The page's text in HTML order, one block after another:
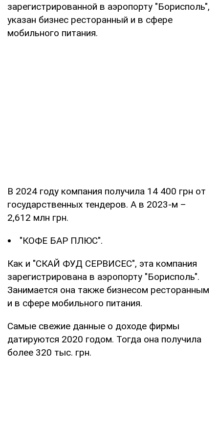
зарегистрированной в аэропорту "Борисполь",
указан бизнес ресторанный и в сфере
мобильного питания.
В 2024 году компания получила 14 400 грн от
государственных тендеров. А в 2023-м –
2,612 млн грн.
"КОФЕ БАР ПЛЮС".
Как и "СКАЙ ФУД СЕРВИСЕС", эта компания
зарегистрирована в аэропорту "Борисполь".
Занимается она также бизнесом ресторанным
и в сфере мобильного питания.
Самые свежие данные о доходе фирмы
датируются 2020 годом. Тогда она получила
более 320 тыс. грн.